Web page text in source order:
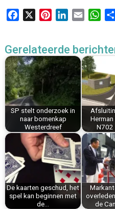
e
b
o
o
k
t
e
r
s
t
k
e
d
I
n
i
l
W
t
A
p
p
Gerelateerde
SP stelt onderzoek in
naar bomenkap
Westerdreef
N702
De kaarten geschud, het
spel kan beginnen met
de…
de